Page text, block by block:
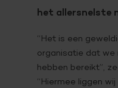
het allersnelste
“Het is een
organisatie dat we
hebben bereikt”,
“Hiermee liggen